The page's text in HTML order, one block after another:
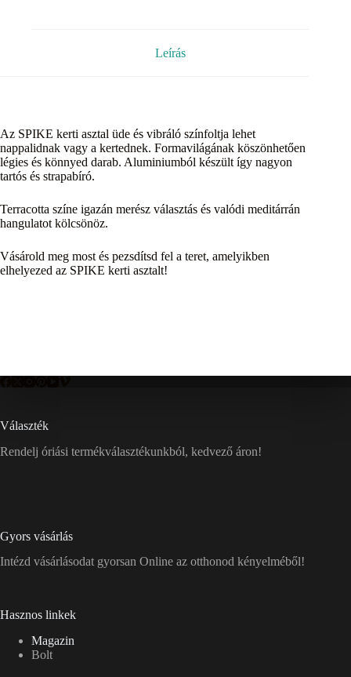
Leírás
Az SPIKE kerti asztal üde és vibráló színfoltja lehet
nappalidnak vagy a kertednek. Formavilágának köszönhetően
légies és könnyed darab. Aluminiumból készült így nagyon
tartós és strapabíró.
Terracotta színe igazán merész választás és valódi meditárrán
hangulatot kölcsönöz.
Vásárold meg most és pezsdítsd fel a teret, amelyikben
elhelyezed az SPIKE kerti asztalt!
Választék
Rendelj óriási termékválasztékunkból, kedvező áron!
Gyors vásárlás
Intézd vásárlásodat gyorsan Online az otthonod kényelméből!
Hasznos linkek
Magazin
Bolt